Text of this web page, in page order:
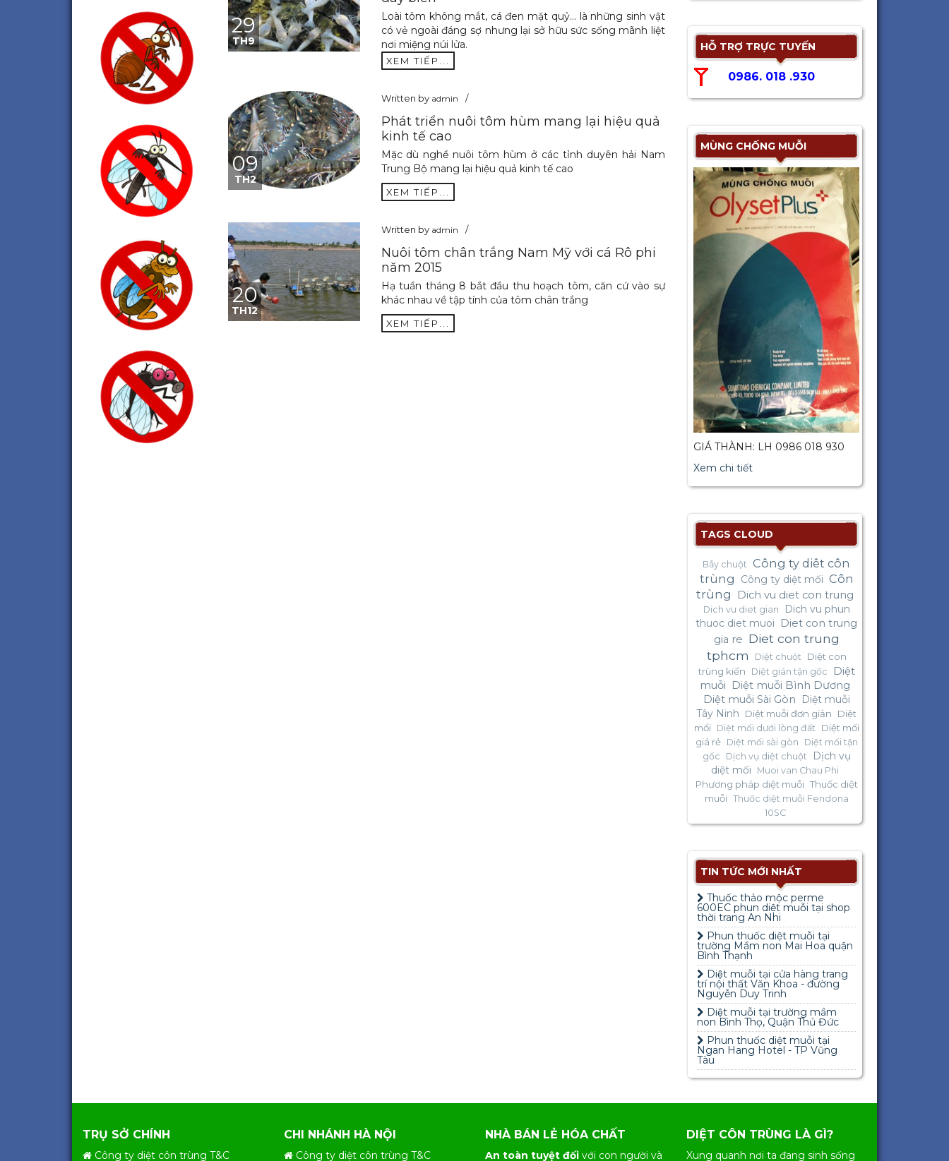
29
TH9
Loài tôm không mắt, cá đen mặt quỷ... là những sinh vật
có vẻ ngoài đáng sợ nhưng lại sở hữu sức sống mãnh liệt
nơi miệng núi lửa.
XEM TIẾP...
09
TH2
Written by admin
Phát triển nuôi tôm hùm mang lại hiệu quả
kinh tế cao
Mặc dù nghề nuôi tôm hùm ở các tỉnh duyên hải Nam
Trung Bộ mang lại hiệu quả kinh tế cao
XEM TIẾP...
20
TH12
Written by admin
Nuôi tôm chân trắng Nam Mỹ với cá Rô phi
năm 2015
Hạ tuần tháng 8 bắt đầu thu hoạch tôm, căn cứ vào sự
khác nhau về tập tính của tôm chân trắng
XEM TIẾP...
HỖ TRỢ TRỰC TUYẾN
0986. 018 .930
MÙNG CHỐNG MUỖI
GIÁ THÀNH: LH 0986 018 930
Xem chi tiết
TAGS CLOUD
Bẫy chuột
Công ty diêt côn
trùng
Công ty diệt mối Côn
trùng
Dich vu diet con trung
Dich vu diet gian
Dich vu phun
thuoc diet muoi
Diet con trung
gia re Diet con trung
tphcm
Diệt chuột
Diệt con
trùng kiến
Diệt gián tận gốc
Diệt
muỗi
Diệt muỗi Bình Dương
Diệt muỗi Sài Gòn
Diệt muỗi
Tây Ninh
Diệt muỗi đơn giản
Diệt
mối
Diệt mối dưới lòng đất
Diệt mối
giá rẻ
Diệt mối sài gòn
Diệt mối tận
gốc
Dịch vụ diệt chuột
Dịch vụ
diệt mối
Muoi van Chau Phi
Phương pháp diệt muỗi Thuốc diệt
muỗi Thuốc diệt muỗi Fendona
10SC
TIN TỨC MỚI NHẤT
Thuốc thảo mộc perme
600EC phun diệt muỗi tại shop
thời trang An Nhi
Phun thuốc diệt muỗi tại
trường Mầm non Mai Hoa quận
Bình Thạnh
Diệt muỗi tại cửa hàng trang
trí nội thất Văn Khoa - đường
Nguyễn Duy Trinh
Diệt muỗi tại trường mầm
non Bình Thọ, Quận Thủ Đức
Phun thuốc diệt muỗi tại
Ngan Hang Hotel - TP Vũng
Tàu
TRỤ SỞ CHÍNH
Công ty diệt côn trùng T&C
CHI NHÁNH HÀ NỘI
Công ty diệt côn trùng T&C
NHÀ BÁN LẺ HÓA CHẤT
An toàn tuyệt đối với con người và
DIỆT CÔN TRÙNG LÀ GÌ?
Xung quanh nơi ta đang sinh sống